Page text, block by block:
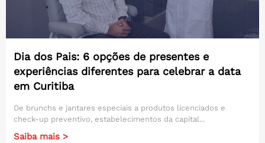
Dia dos Pais: 6 opções de presentes e
experiências diferentes para celebrar a data
em Curitiba
De brunchs e jantares especiais a produtos licenciados e
check-up preventivo, estabelecimentos da capital...
Saiba mais >